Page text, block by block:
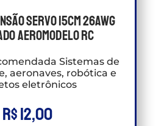
Servo 15cm 26awg
Aeromodelo RC
Sistemas de
aeronaves, robótica e
eletrônicos
R$12,00